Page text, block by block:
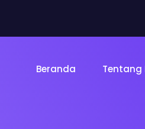
Beranda Tentang